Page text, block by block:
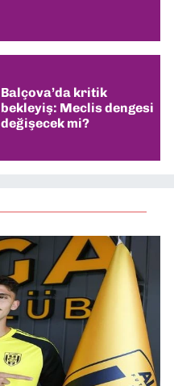
Balçova’da kritik
bekleyiş: Meclis dengesi
değişecek mi?